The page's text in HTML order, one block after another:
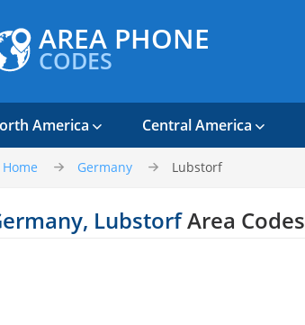
AREA PHONE
CODES
America Central America
Home Germany Lubstorf
LubstorfArea Codes